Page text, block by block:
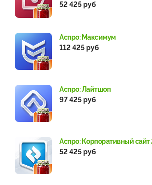
52 425 руб
Аспро: Максимум
112 425 руб
Аспро: Лайтшоп
97 425 руб
Аспро: Корпоративный сайт
52 425 руб